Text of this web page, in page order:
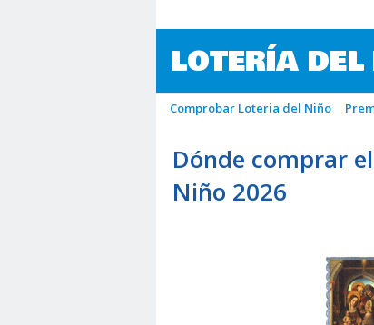
LOTERÍA
Comprobar Loteria del Niño
Dónde comprar
Niño 2026